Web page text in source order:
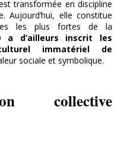
transformée en discipline
Aujourd’hui, elle constitue
les plus fortes de la
a d’ailleurs inscrit les
immatériel de
sociale et symbolique.
collective